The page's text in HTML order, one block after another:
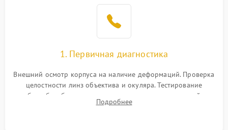
1000 ₽
защиты от перегрева
Поломка системы защиты
1000 ₽
1. Первичная диагностика
Внешний осмотр корпуса на наличие деформаций. Проверка
целостности линз объектива и окуляра. Тестирование
работы барабанчиков ввода поправок, кольца отстройки
параллакса и зума. Выявление сколов, внутренних
Подробнее